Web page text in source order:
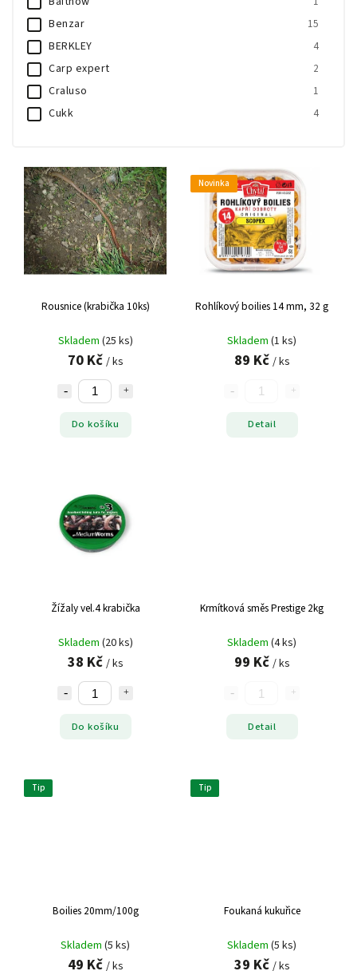
Benzar 15
BERKLEY 4
Carp expert 2
Craluso 1
Cukk 4
dynabait
FeederBait
CHUB
Chytil
JSA
LK Baits 5
Marcel Van Den Eynde
MCKARP
Mikbaits
Pohoda
sonubaits
starbaits
Starfish
TheOne 2
Z - fish
Rousnice (krabička 10ks)
Skladem (25 ks)
70 Kč / ks
Do košíku
Novinka
Rohlíkový boilies 14 mm, 32 g
Skladem (1 ks)
89 Kč / ks
Detail
Žížaly vel.4 krabička
Skladem (20 ks)
38 Kč / ks
Do košíku
Krmítková směs Prestige 2kg
Skladem (4 ks)
99 Kč / ks
Detail
Tip
Boilies 20mm/100g
Skladem (5 ks)
49 Kč / ks
Tip
Foukaná kukuřice
Skladem (5 ks)
39 Kč / ks